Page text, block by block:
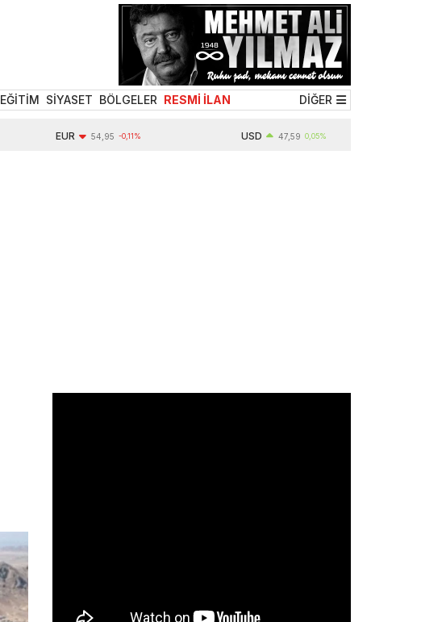
EĞİTİM SİYASET BÖLGELER RESMİ İLAN DİĞER
54,95 -0,11% 47,59 0,05%